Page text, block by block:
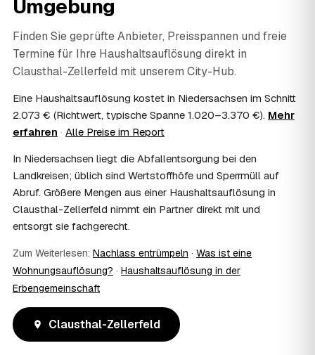
Gerade nach einem Trauerfall in Clausthal-Zellerfeld bleibt
alles vertraulich.
07 Ist die Haushaltsauflösung im Nachlass
steuerlich absetzbar?
Häufig ja: Im Nachlass können die Kosten einer
Erbschaftsteuer mindern, bei vermieteten Objekten teils
als Werbungskosten. Sie erhalten eine ordentliche
Rechnung als Beleg. Verbindlich klärt das Ihr
Steuerberater – wir liefern die nötigen Unterlagen.
08 Muss ich als Erbe in Clausthal-Zellerfeld vor
Ort anwesend sein?
Nein, Sie müssen nicht durchgängig anwesend sein. Viele
Erben übergeben in Clausthal-Zellerfeld nur die Schlüssel
Eine kurze Übergabe zu Beginn und zur besenreinen
Abnahme genügt meist.
Verwertungsnachweis über die fachgerechte Entsorgung.
So ist dokumentiert, dass der Hausstand in Clausthal-
Zellerfeld umweltgerecht und rechtssicher entsorgt wurde.
10 Wie schnell ist ein Termin in Clausthal-
Umgebung
Finden Sie geprüfte Anbieter, Preisspannen und freie
Termine für Ihre Haushaltsauflösung direkt in
Clausthal-Zellerfeld mit unserem City-Hub.
Eine Haushaltsauflösung kostet in Niedersachsen im Schnitt
2.073 € (Richtwert, typische Spanne 1.020–3.370 €). Mehr
erfahren · Alle Preise im Report
In Niedersachsen liegt die Abfallentsorgung bei den
Landkreisen; üblich sind Wertstoffhöfe und Sperrmüll auf
Abruf. Größere Mengen aus einer Haushaltsauflösung in
Clausthal-Zellerfeld nimmt ein Partner direkt mit und
entsorgt sie fachgerecht.
Zum Weiterlesen: Nachlass entrümpeln · Was ist eine
Wohnungsauflösung? · Haushaltsauflösung in der
Erbengemeinschaft
Clausthal-Zellerfeld